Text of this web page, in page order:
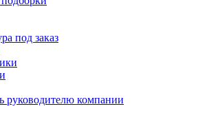
под заказ
руководителю компании